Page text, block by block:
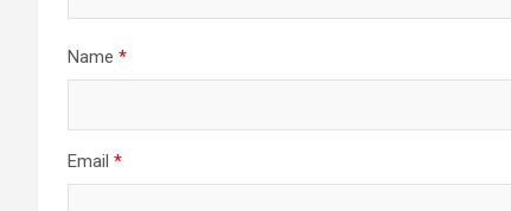
Name *
Email *